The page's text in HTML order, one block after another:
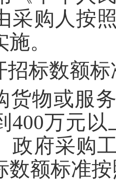
采购人按
。
招标数额标
货物或服
400万元
政府采购
数额标准